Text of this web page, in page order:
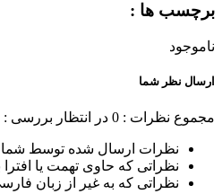
برچسب ها :
ناموجود
ارسال نظر شما
مجموع نظرات : 0 در انتظار بررسی : 0
نظرات ارسال شده توسط
نظراتی که حاوی تهمت یا
نظراتی که به غیر از زبان